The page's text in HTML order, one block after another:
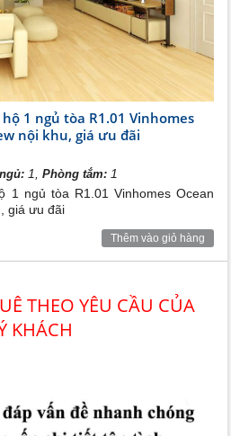
1 ngủ tòa R1.01 Vinhomes
nội khu, giá ưu đãi
1,Phòng tắm: 1
1 ngủ tòa R1.01 Vinhomes Ocean
giá ưu đãi
Thêm vào giỏ hàng
THEO YÊU CẦU CỦA
KHÁCH